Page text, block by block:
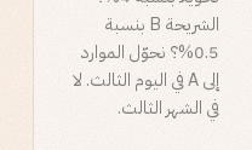
الشريحة B بنسبة
0.5%؟ نحوّل الموارد
إلى A في اليوم الثالث. لا
في الشهر الثالث.